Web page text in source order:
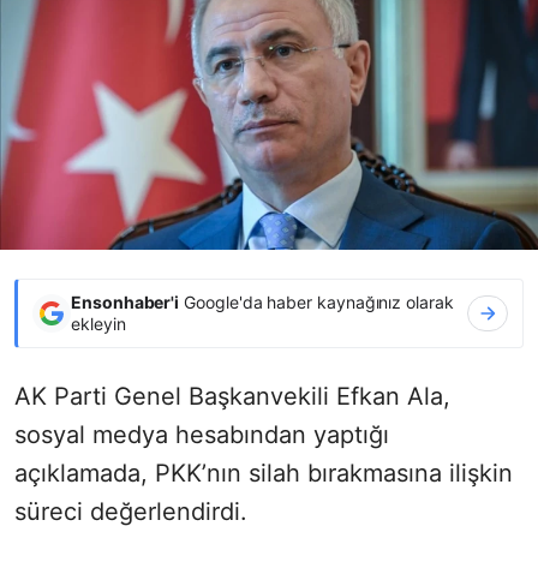
Ensonhaber'i Google'da haber kaynağınız olarak
ekleyin
AK Parti Genel Başkanvekili Efkan Ala,
sosyal medya hesabından yaptığı
açıklamada, PKK’nın silah bırakmasına ilişkin
süreci değerlendirdi.